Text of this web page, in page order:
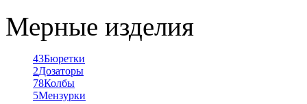
Мерные изделия
43Бюретки
2Дозаторы
78Колбы
5Мензурки